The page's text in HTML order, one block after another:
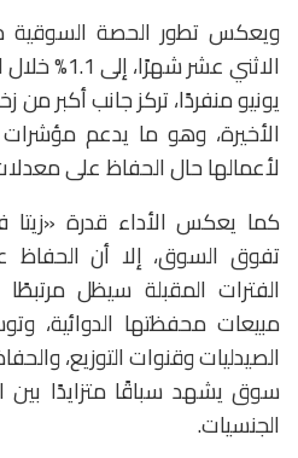
يونيو منفردًا، تركز جانب أكبر
الأخيرة، وهو ما يدعم مؤشرات
لأعمالها حال الحفاظ على
كما يعكس الأداء قدرة «زيتا
تفوق السوق، إلا أن
الفترات المقبلة سيظل
مبيعات محفظتها الدوائية،
الصيدليات وقنوات التوزيع،
سوق يشهد سباقًا متزايدًا بين
الجنسيات.